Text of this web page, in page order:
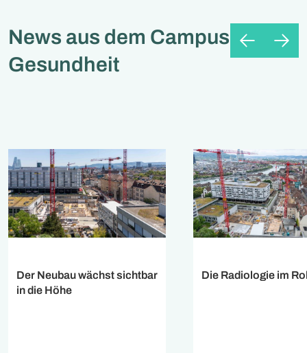
News aus dem Campus
Gesundheit
Der Neubau wächst sichtbar
in die Höhe
Die Radiologie im